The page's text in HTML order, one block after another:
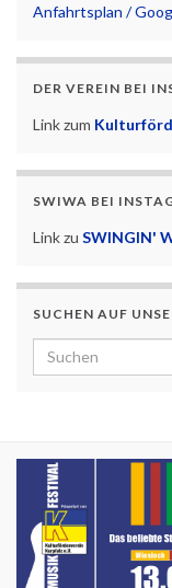
Anfahrtsplan /
DER VEREIN BEI
Link zum
SWIWA BEI
Link zu SWINGIN'
SUCHEN AUF
Search for: